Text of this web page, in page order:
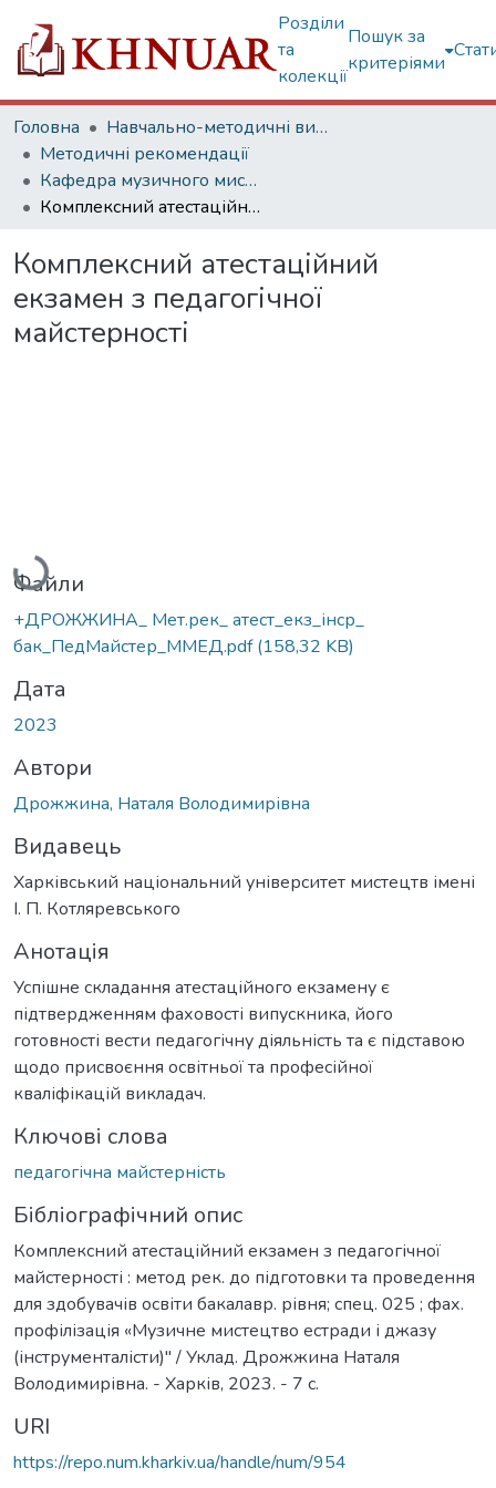
Розділи
та
колекції
Пошук за
критеріями
Головна
Навчально-методичні видання
Методичні рекомендації
Кафедра музичного мистецтва естради і джазу
Комплексний атестаційний екзамен з педагогічної майстерності
Комплексний атестаційний
екзамен з педагогічної
майстерності
Вантажиться...
Файли
+ДРОЖЖИНА_ Мет.рек_ атест_екз_інср_
бак_ПедМайстер_ММЕД.pdf(158,32 KB)
Дата
2023
Автори
Дрожжина, Наталя Володимирівна
Видавець
Харківський національний університет мистецтв імені
І. П. Котляревського
Анотація
Успішне складання атестаційного екзамену є
підтвердженням фаховості випускника, його
готовності вести педагогічну діяльність та є підставою
щодо присвоєння освітньої та професійної
кваліфікацій викладач.
Ключові слова
педагогічна майстерність
Бібліографічний опис
Комплексний атестаційний екзамен з педагогічної
майстерності : метод рек. до підготовки та проведення
для здобувачів освіти бакалавр. рівня; спец. 025 ; фах.
профілізація «Музичне мистецтво естради і джазу
(інструменталісти)" / Уклад. Дрожжина Наталя
Володимирівна. - Харків, 2023. - 7 с.
URI
https://repo.num.kharkiv.ua/handle/num/954